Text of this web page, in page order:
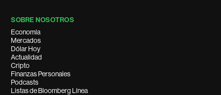
SOBRE NOSOTROS
Economía
Mercados
Dólar Hoy
Actualidad
Cripto
Finanzas Personales
Podcasts
Listas de Bloomberg Línea